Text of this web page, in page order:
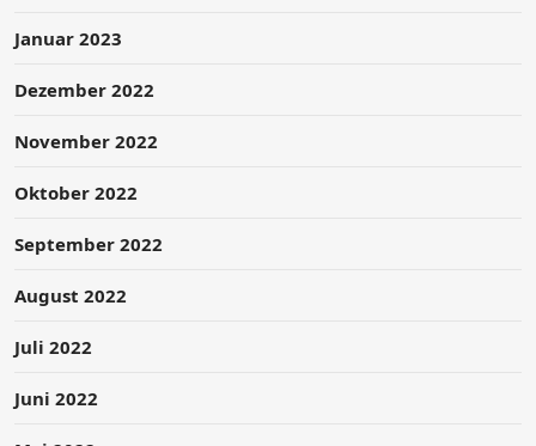
Januar 2023
Dezember 2022
November 2022
Oktober 2022
September 2022
August 2022
Juli 2022
Juni 2022